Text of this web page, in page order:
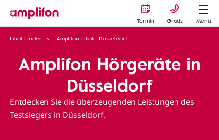
Termin Gratis
Menü
Filial-Finder
Amplifon Filiale Düsseldorf
Amplifon Hörgeräte in
Düsseldorf
Entdecken Sie die überzeugenden Leistungen des
Testsiegers in Düsseldorf.